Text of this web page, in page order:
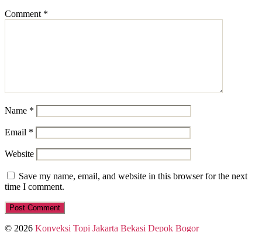
Comment *
Name *
Email *
Website
Save my name, email, and website in this browser for the next
time I comment.
© 2026 Konveksi Topi Jakarta Bekasi Depok Bogor